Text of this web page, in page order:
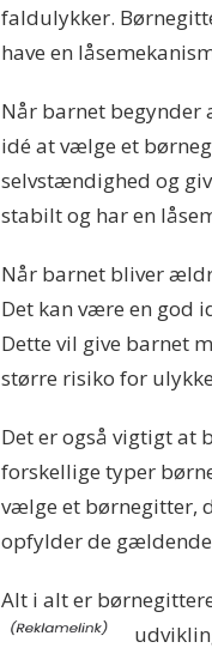
faldulykker.
have en
Når barnet begynder
idé at vælge et
selvstændighed og
stabilt og har en
Når barnet bliver
Det kan være en god
Dette vil give barnet
større risiko for
Det er også vigtigt at
forskellige typer
vælge et børnegitter,
opfylder de
Alt i alt er